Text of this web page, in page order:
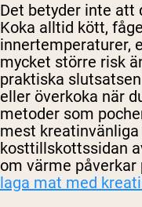
Det betyder inte att
Koka alltid kött,
innertemperaturer,
mycket större risk
praktiska
eller överkoka när
metoder som
mest
kosttillskottssidan
om värme
laga mat med